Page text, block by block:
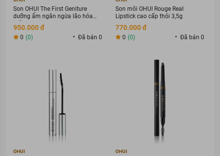
Son OHUI The First Geniture
dưỡng ẩm ngăn ngừa lão hóa
thỏi 3,8g
950.000 đ
0 (0) Đã bán 0
Son môi OHUI Rouge Real
Lipstick cao cấp thỏi 3,5g
770.000 đ
0 (0) Đã bán 0
OHUI OHUI